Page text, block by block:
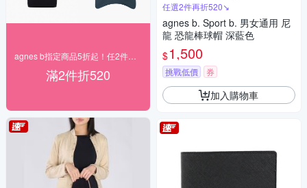
滿2件折520
任選2件再折520↘
agnes b. Sport b. 男女通用 尼
龍 恐龍棒球帽 深藍色
$1,500
挑戰低價 券
加入購物車